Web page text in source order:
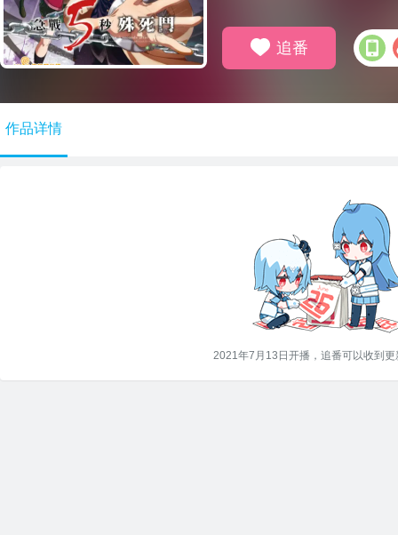
追番
作品详情
2021年7月13日开播，追番可以收到更